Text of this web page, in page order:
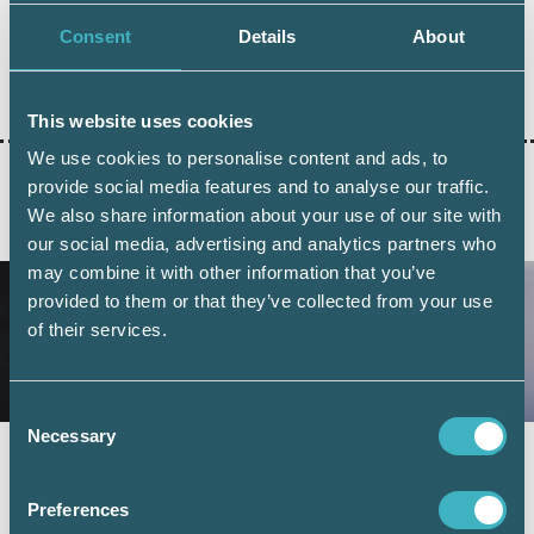
Consent Details About
This website uses cookies
We use cookies to personalise content and ads, to
provide social media features and to analyse our traffic.
We also share information about your use of our site with
our social media, advertising and analytics partners who
may combine it with other information that you’ve
provided to them or that they’ve collected from your use
of their services.
Selection
Necessary
Preferences
AKTUELLA ARTIKLAR
Fler företag väljer digital årsredovisning –
utvecklingen